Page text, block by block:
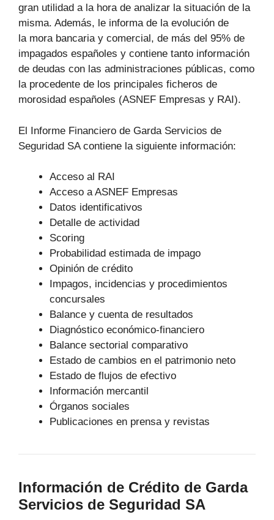
gran utilidad a la hora de analizar la situación de la
misma. Además, le informa de la evolución de
la mora bancaria y comercial, de más del 95% de
impagados españoles y contiene tanto información
de deudas con las administraciones públicas, como
la procedente de los principales ficheros de
morosidad españoles (ASNEF Empresas y RAI).
El Informe Financiero de Garda Servicios de
Seguridad SA contiene la siguiente información:
Acceso al RAI
Acceso a ASNEF Empresas
Datos identificativos
Detalle de actividad
Scoring
Probabilidad estimada de impago
Opinión de crédito
Impagos, incidencias y procedimientos
concursales
Balance y cuenta de resultados
Diagnóstico económico-financiero
Balance sectorial comparativo
Estado de cambios en el patrimonio neto
Estado de flujos de efectivo
Información mercantil
Órganos sociales
Publicaciones en prensa y revistas
Información de Crédito de Garda
Servicios de Seguridad SA